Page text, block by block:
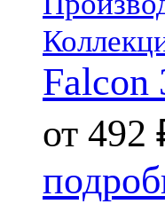
Falcon
от 492